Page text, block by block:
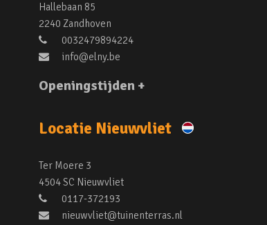
Hallebaan 85
2240 Zandhoven
0032479894224
info@elny.be
Openingstijden +
Locatie Nieuwvliet
Ter Moere 3
4504 SC Nieuwvliet
0117-372193
nieuwvliet@tuinenterras.nl